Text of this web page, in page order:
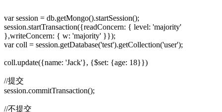
var session = db.getMongo().startSession();
session.startTransaction({readConcern: { level: 'majority'
},writeConcern: { w: 'majority' }});
var coll = session.getDatabase('test').getCollection('user');
coll.update({name: 'Jack'}, {$set: {age: 18}})
//提交
session.commitTransaction();
//不提交